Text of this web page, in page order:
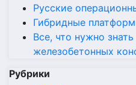
Русские
Гибридные
Все, что нужно
железобетонных
Рубрики